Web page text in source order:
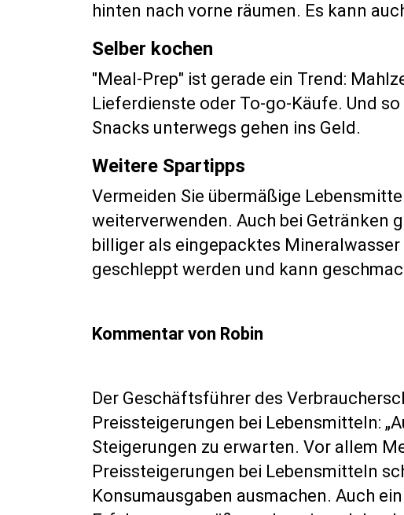
hinten nach vorne räumen. Es kann
Selber kochen
"Meal-Prep" ist gerade ein Trend:
Lieferdienste oder To-go-Käufe. Und
Snacks unterwegs gehen ins Geld.
Weitere Spartipps
Vermeiden Sie übermäßige
weiterverwenden. Auch bei Getränken
billiger als eingepacktes
geschleppt werden und kann
Kommentar von Robin
Der Geschäftsführer des
Preissteigerungen bei Lebensmitteln:
Steigerungen zu erwarten. Vor allem
Preissteigerungen bei Lebensmitteln
Konsumausgaben ausmachen. Auch